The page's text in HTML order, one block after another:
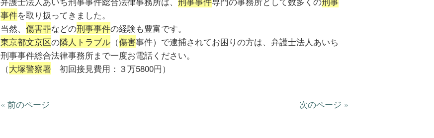
事件を取り扱ってきました。
当然、 傷害罪などの刑事事件の経験も豊富です。
東京都文京区の隣人トラブル （傷害事件）で逮捕されてお困りの方は、弁護士法人あいち
刑事事件総合法律事務所まで一度お電話ください。
（大塚警察署 初回接見費用：３万5800円）
« 前のページ 次のページ »